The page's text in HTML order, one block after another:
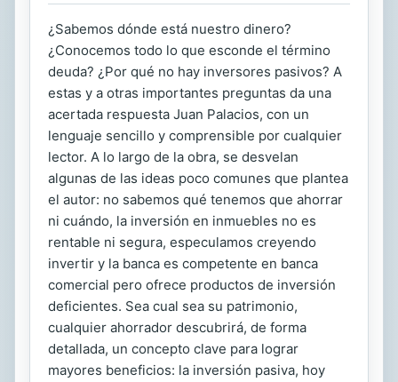
¿Sabemos dónde está nuestro dinero?
¿Conocemos todo lo que esconde el término
deuda? ¿Por qué no hay inversores pasivos? A
estas y a otras importantes preguntas da una
acertada respuesta Juan Palacios, con un
lenguaje sencillo y comprensible por cualquier
lector. A lo largo de la obra, se desvelan
algunas de las ideas poco comunes que plantea
el autor: no sabemos qué tenemos que ahorrar
ni cuándo, la inversión en inmuebles no es
rentable ni segura, especulamos creyendo
invertir y la banca es competente en banca
comercial pero ofrece productos de inversión
deficientes. Sea cual sea su patrimonio,
cualquier ahorrador descubrirá, de forma
detallada, un concepto clave para lograr
mayores beneficios: la inversión pasiva, hoy